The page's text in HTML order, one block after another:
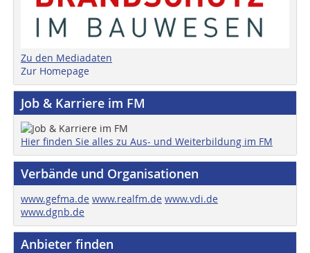
Zu den Mediadaten
Zur Homepage
Job & Karriere im FM
Hier finden Sie alles zu Aus- und Weiterbildung im FM
Verbände und Organisationen
www.gefma.de www.realfm.de www.vdi.de
www.dgnb.de
Anbieter finden